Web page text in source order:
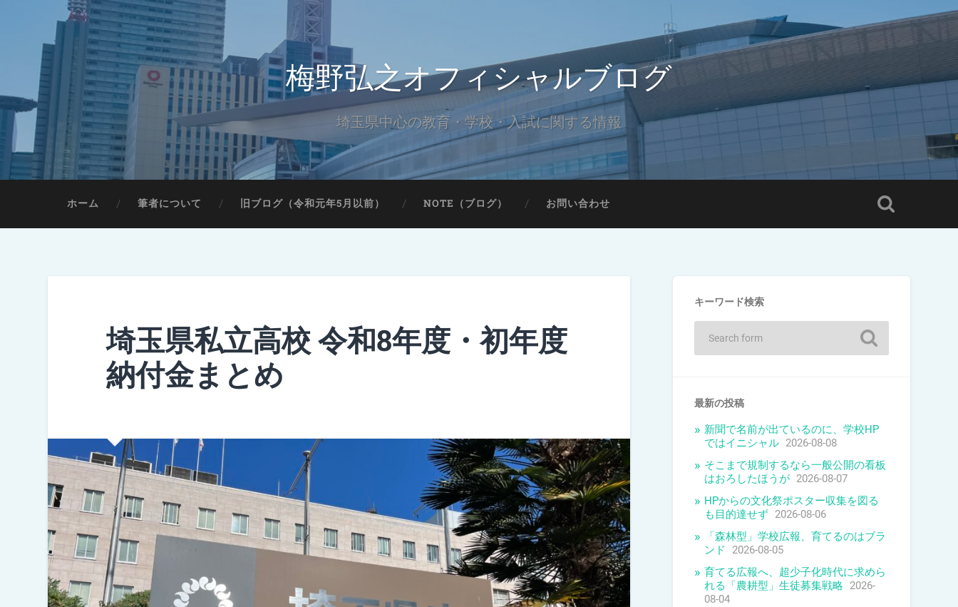
梅野弘之オフィシャルブログ
埼玉県中心の教育・学校・入試に関する情報
ホーム 筆者について 旧ブログ（令和元年5月以前） NOTE（ブログ） お問い合わせ
埼玉県私立高校 令和8年度・初年度
納付金まとめ
キーワード検索
最新の投稿
新聞で名前が出ているのに、学校HP
ではイニシャル 2026-08-08
そこまで規制するなら一般公開の看板
はおろしたほうが 2026-08-07
HPからの文化祭ポスター収集を図る
も目的達せず 2026-08-06
「森林型」学校広報、育てるのはブラ
ンド
2026-08-05
育てる広報へ、超少子化時代に求めら
れる「農耕型」生徒募集戦略 2026-
08-04